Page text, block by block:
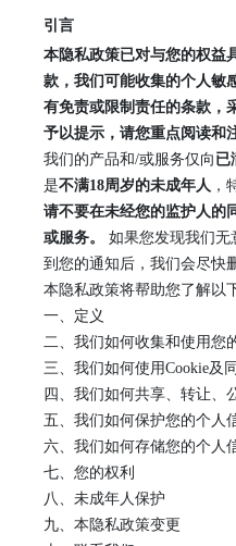
引言
本隐私政策已对与您的权益
款，我们可能收集的个人敏
有免责或限制责任的条款，
予以提示，请您重点阅读和
我们的产品和/或服务仅向 已
是不满18周岁的未成年人 ，
请不要在未经您的监护人的
或服务。 如果您发现我们无
到您的通知后，我们会尽快
本隐私政策将帮助您了解以
一、定义
二、我们如何收集和使用您
三、我们如何使用Cookie及
四、我们如何共享、转让、
五、我们如何保护您的个人
六、我们如何存储您的个人
七、您的权利
八 、未成年人保护
九、本隐私政策变更